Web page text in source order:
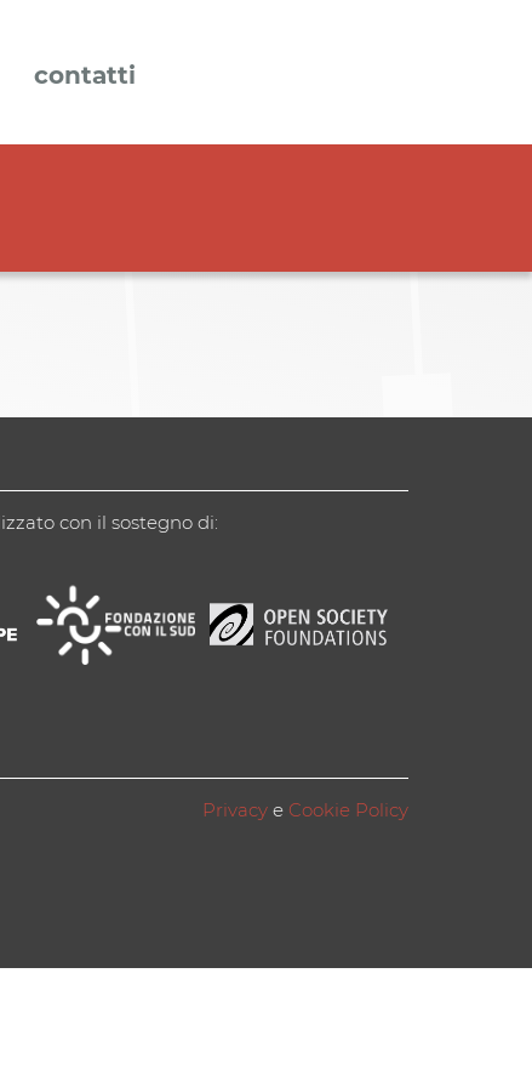
contatti
con il sostegno di:
Privacy e Cookie Policy